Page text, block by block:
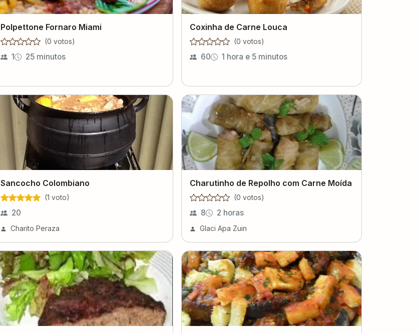
Polpettone Fornaro Miami
(0 votos)
1 25 minutos
Coxinha de Carne Louca
(0 votos)
60 1 hora e 5 minutos
Sancocho Colombiano
(1 voto)
20
Charito Peraza
Charutinho de Repolho com Carne Moída
(0 votos)
8 2 horas
Glaci Apa Zuin